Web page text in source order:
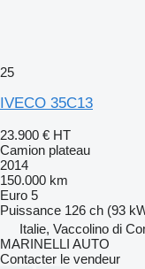
25
IVECO 35C13
23.900 € HT
Camion plateau
2014
150.000 km
Euro 5
Puissance 126 ch (93
Italie, Vaccolino di
MARINELLI AUTO
Contacter le vendeur